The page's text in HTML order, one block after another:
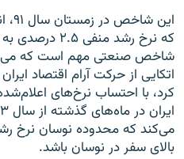
که نرخ رشد
شاخص صنعتی مهم است که
اتکایی از حرکت آرام اقتصاد
کرد، با احتساب نرخ‌های
می‌کند که محدوده نوسان نرخ
بالای سفر در نوسان باشد.